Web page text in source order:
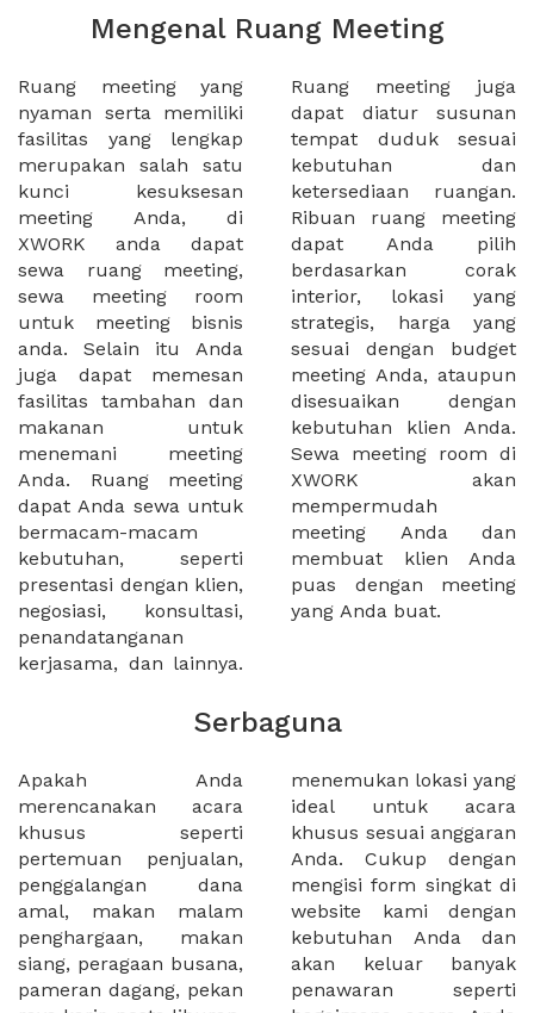
Mengenal Ruang Meeting
Ruang meeting yang
nyaman serta memiliki
fasilitas yang lengkap
merupakan salah satu
kunci kesuksesan
meeting Anda, di
XWORK anda dapat
sewa ruang meeting,
sewa meeting room
untuk meeting bisnis
anda. Selain itu Anda
juga dapat memesan
fasilitas tambahan dan
makanan untuk
menemani meeting
Anda. Ruang meeting
dapat Anda sewa untuk
bermacam-macam
kebutuhan, seperti
presentasi dengan klien,
negosiasi, konsultasi,
penandatanganan
kerjasama, dan lainnya.
Ruang meeting juga
dapat diatur susunan
tempat duduk sesuai
kebutuhan dan
ketersediaan ruangan.
Ribuan ruang meeting
dapat Anda pilih
berdasarkan corak
interior, lokasi yang
strategis, harga yang
sesuai dengan budget
meeting Anda, ataupun
disesuaikan dengan
kebutuhan klien Anda.
Sewa meeting room di
XWORK akan
mempermudah
meeting Anda dan
membuat klien Anda
puas dengan meeting
yang Anda buat.
Serbaguna
Apakah Anda
merencanakan acara
khusus seperti
pertemuan penjualan,
penggalangan dana
amal, makan malam
penghargaan, makan
siang, peragaan busana,
pameran dagang, pekan
menemukan lokasi yang
ideal untuk acara
khusus sesuai anggaran
Anda. Cukup dengan
mengisi form singkat di
website kami dengan
kebutuhan Anda dan
akan keluar banyak
penawaran seperti